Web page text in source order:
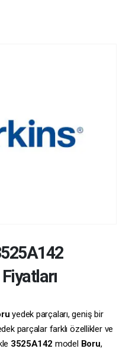
yedek parçaları, geniş bir
parçalar farklı özellikler ve
3525A142 model Boru,